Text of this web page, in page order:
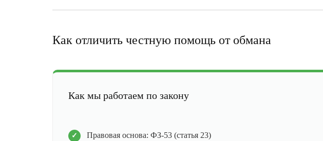
Как отличить честную помощь от обмана
Как мы работаем по закону
Правовая основа: ФЗ-53 (статья 23)